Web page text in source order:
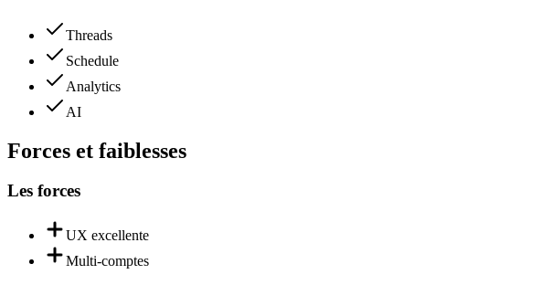
Threads
Schedule
Analytics
AI
Forces et faiblesses
Les forces
UX excellente
Multi-comptes